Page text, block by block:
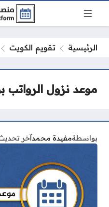
الرئيسية تقويم الكويت
موعد نزول الرواتب
بواسطةمفيدة محمدآخر